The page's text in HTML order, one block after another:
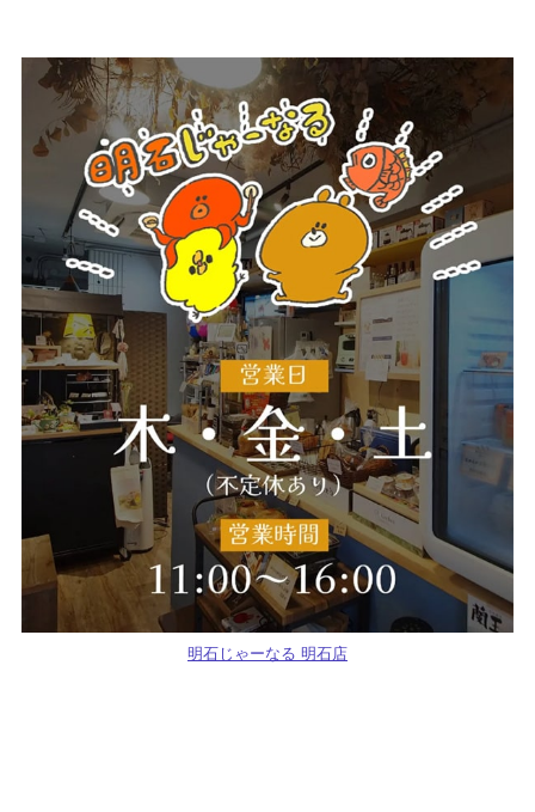
明石じゃーなる 明石店